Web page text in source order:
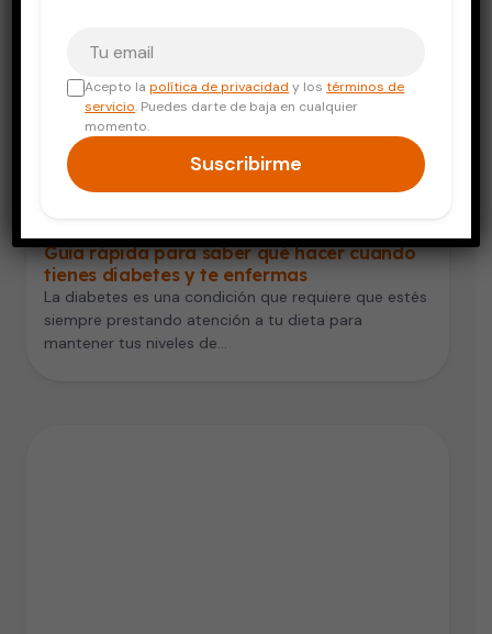
Guía rápida para saber qué hacer cuando
tienes diabetes y te enfermas
La diabetes es una condición que requiere que estés
siempre prestando atención a tu dieta para
mantener tus niveles de…
Acepto lapolítica de privacidad y lostérminos de
servicio. Puedes darte de baja en cualquier
momento.
Suscribirme